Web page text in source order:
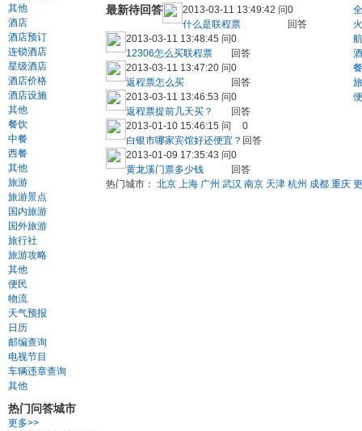
其他
酒店
酒店预订
连锁酒店
星级酒店
酒店价格
酒店设施
其他
餐饮
中餐
西餐
其他
旅游
旅游景点
国内旅游
国外旅游
旅行社
旅游攻略
其他
便民
物流
天气预报
日历
邮编查询
电视节目
车辆违章查询
其他
热门问答城市
更多>>
最新待回答
2013-03-11 13:49:42 问
什么是联程票
0
回答
2013-03-11 13:48:45 问
12306怎么买联程票
0
回答
2013-03-11 13:47:20 问
返程票怎么买
0
回答
2013-03-11 13:46:53 问
返程票提前几天买？
0
回答
2013-01-10 15:46:15 问
白银市哪家宾馆好还便宜？
0
回答
2013-01-09 17:35:43 问
黄龙溪门票多少钱
0
回答
热门城市： 北京 上海 广州 武汉 南京 天津 杭州 成都 重庆